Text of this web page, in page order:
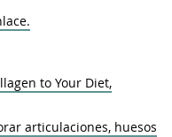
to Your Diet,
articulaciones, huesos